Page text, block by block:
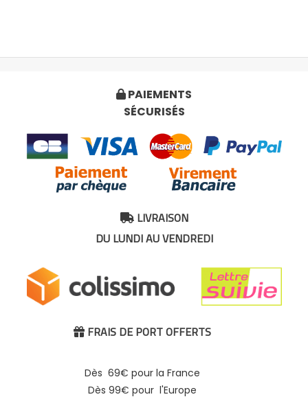
 PAIEMENTS
SÉCURISÉS
LIVRAISON
DU LUNDI AU VENDREDI
 FRAIS DE PORT OFFERTS
Dès 69€ pour la France
Dès 99€ pour l'Europe